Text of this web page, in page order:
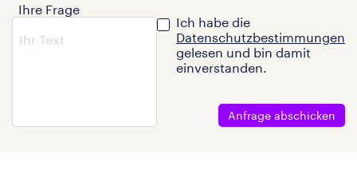
Ihre Frage
Ich habe die
Datenschutzbestimmungen
gelesen und bin damit
einverstanden.
Anfrage abschicken